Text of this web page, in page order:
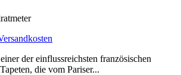
der einflussreichsten französischen
die vom Pariser...